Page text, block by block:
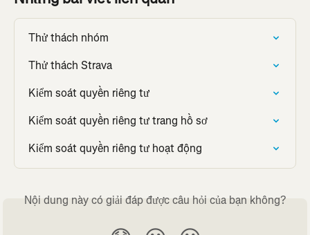
Thử thách nhóm
Thử thách Strava
Kiểm soát quyền riêng tư
Kiểm soát quyền riêng tư trang hồ sơ
Kiểm soát quyền riêng tư hoạt động
Nội dung này có giải đáp được câu hỏi của bạn không?